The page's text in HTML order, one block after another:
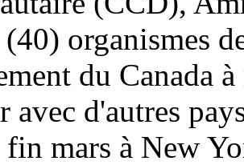
(40) organismes
du Canada
avec d'autres
fin mars à New